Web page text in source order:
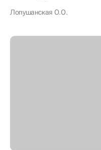
Лопушанская О.О.